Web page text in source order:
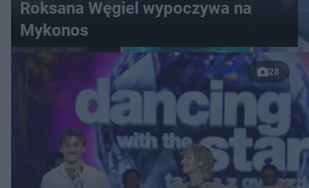
Roksana Węgiel wypoczywa na
Mykonos
28